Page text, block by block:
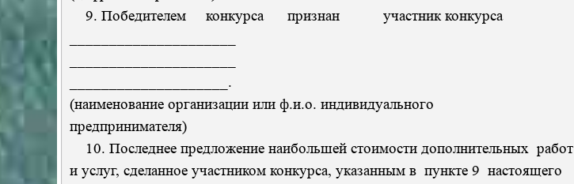
9. Победителем конкурса признан участник конкурса
____________________.
(наименование организации или ф.и.о. индивидуального
предпринимателя)
10. Последнее предложение наибольшей стоимости дополнительных работ
и услуг, сделанное участником конкурса, указанным в пункте 9 настоящего